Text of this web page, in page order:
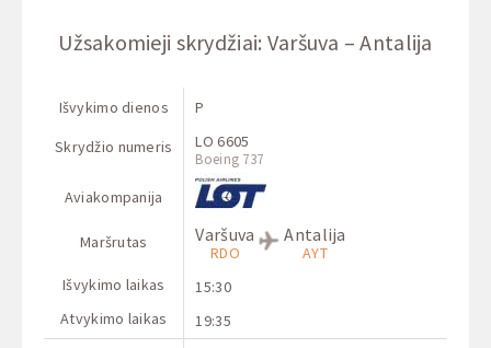
Užsakomieji skrydžiai: Varšuva – Antalija
Išvykimo dienos
Skrydžio numeris
Aviakompanija
Maršrutas
Išvykimo laikas
Atvykimo laikas
P
LO 6605
Boeing 737
Varšuva
RDO
Antalija
AYT
15:30
19:35